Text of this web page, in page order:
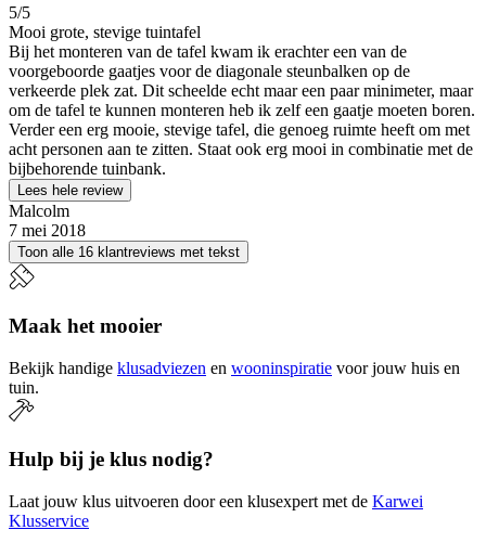
5/5
Mooi grote, stevige tuintafel
Bij het monteren van de tafel kwam ik erachter een van de
voorgeboorde gaatjes voor de diagonale steunbalken op de
verkeerde plek zat. Dit scheelde echt maar een paar minimeter, maar
om de tafel te kunnen monteren heb ik zelf een gaatje moeten boren.
Verder een erg mooie, stevige tafel, die genoeg ruimte heeft om met
acht personen aan te zitten. Staat ook erg mooi in combinatie met de
bijbehorende tuinbank.
Lees hele review
Malcolm
7 mei 2018
Toon alle 16 klantreviews met tekst
Maak het mooier
Bekijk handige klusadviezen en wooninspiratie voor jouw huis en
tuin.
Hulp bij je klus nodig?
Laat jouw klus uitvoeren door een klusexpert met de Karwei
Klusservice